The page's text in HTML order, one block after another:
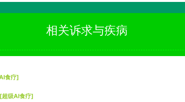
相关诉求与疾病
食疗]
[超级AI食疗]